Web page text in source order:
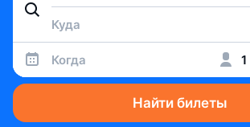
Когда
Найти билеты